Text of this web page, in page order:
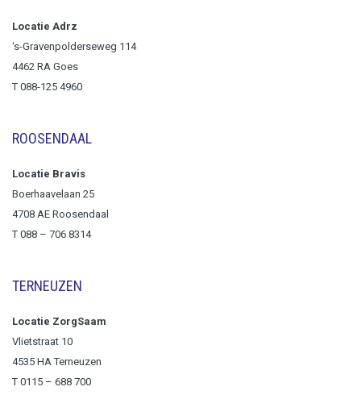
Locatie Adrz
‘s-Gravenpolderseweg 114
4462 RA Goes
T 088-125 4960
ROOSENDAAL
Locatie Bravis
Boerhaavelaan 25
4708 AE Roosendaal
T 088 – 706 8314
TERNEUZEN
Locatie ZorgSaam
Vlietstraat 10
4535 HA Terneuzen
T 0115 – 688 700